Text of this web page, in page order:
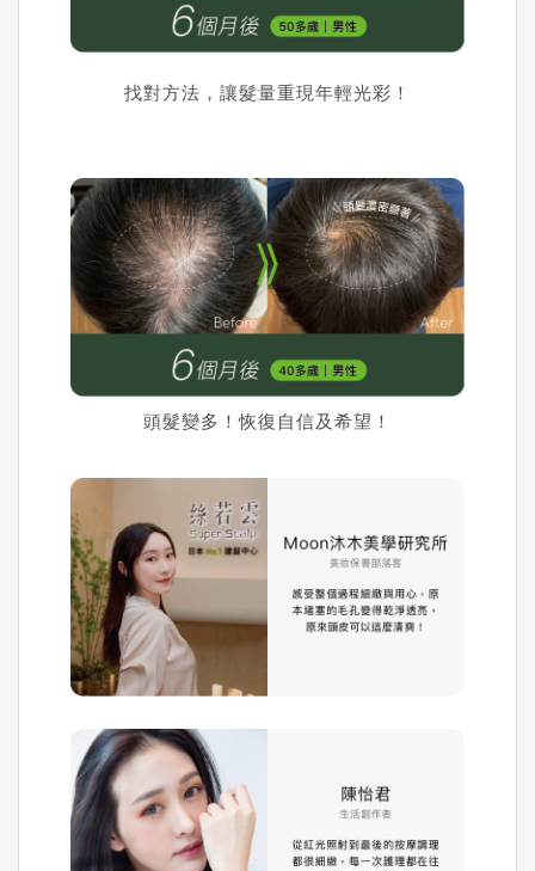
找對方法，讓髮量重現年輕光彩！
頭髮變多！恢復自信及希望！